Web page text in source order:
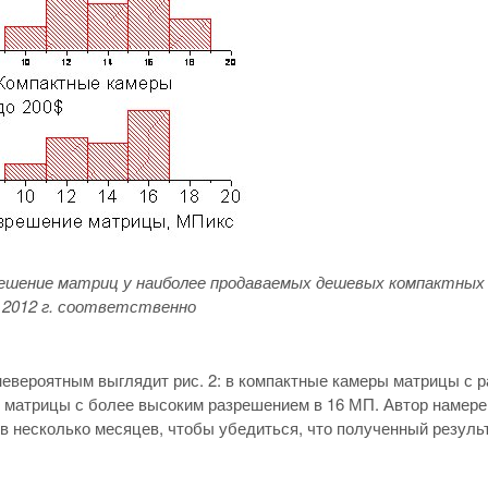
матриц у наиболее продаваемых дешевых
г. соответственно
выглядит рис. 2: в компактные камеры матрицы с
с более высоким разрешением в 16 МП. Автор
несколько месяцев, чтобы убедиться, что полученный